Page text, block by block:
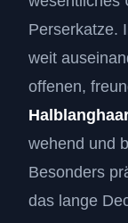
Perserkatze.
weit
offenen,
wehend und
Besonders
das lange